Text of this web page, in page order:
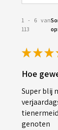
1 - 6 van
113
op:
★★★
Hoe
Super blij
genoten